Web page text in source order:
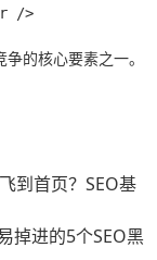
/>
争的核心要素之一
到首页？SEO基
掉进的5个SEO黑